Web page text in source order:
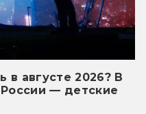
в августе 2026? В
— детские